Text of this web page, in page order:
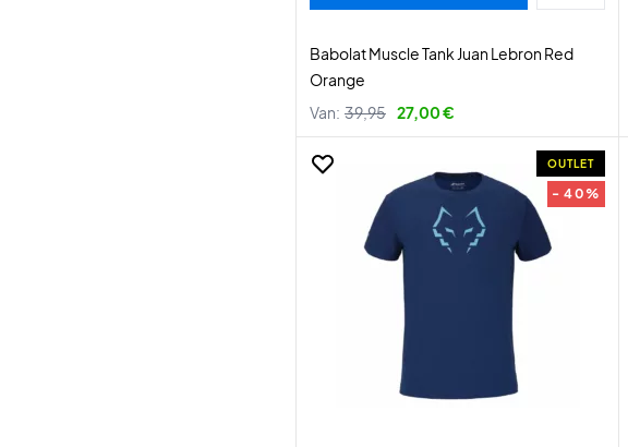
Babolat Muscle Tank Juan Lebron Red
Orange
Van: 39,95 27,00 €
OUTLET
- 40%